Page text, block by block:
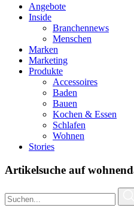
Angebote
Inside
Branchennews
Menschen
Marken
Marketing
Produkte
Accessoires
Baden
Bauen
Kochen & Essen
Schlafen
Wohnen
Stories
Artikelsuche auf